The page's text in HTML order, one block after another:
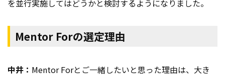
を並行実施してはどうかと検討するようになりました。
Mentor Forの選定理由
中井： Mentor Forとご一緒したいと思った理由は、大き